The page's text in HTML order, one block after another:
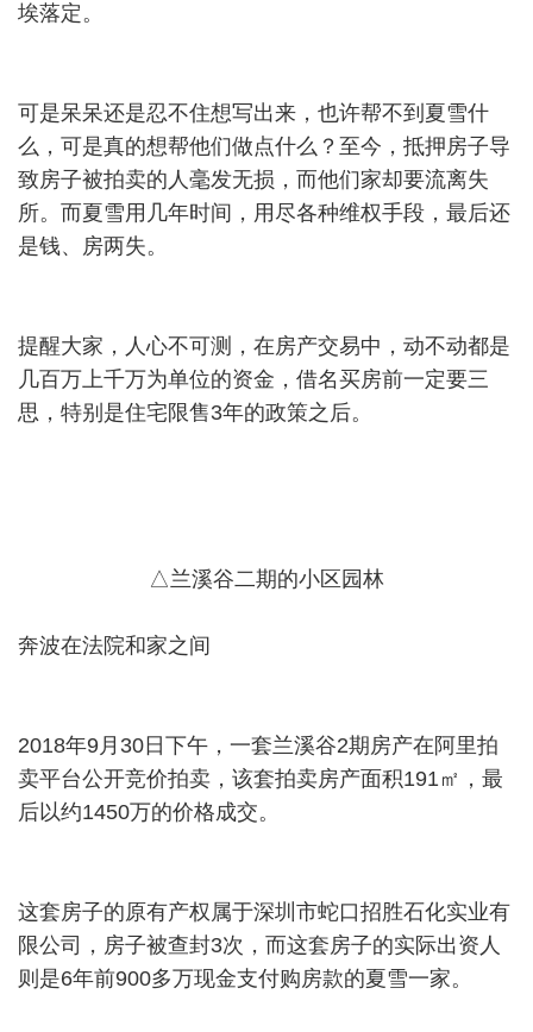
埃落定。
可是呆呆还是忍不住想写出来，也许帮不到夏雪什
么，可是真的想帮他们做点什么？至今，抵押房子导
致房子被拍卖的人毫发无损，而他们家却要流离失
所。而夏雪用几年时间，用尽各种维权手段，最后还
是钱、房两失。
提醒大家，人心不可测，在房产交易中，动不动都是
几百万上千万为单位的资金，借名买房前一定要三
思，特别是住宅限售3年的政策之后。
△兰溪谷二期的小区园林
奔波在法院和家之间
2018年9月30日下午，一套兰溪谷2期房产在阿里拍
卖平台公开竞价拍卖，该套拍卖房产面积191㎡，最
后以约1450万的价格成交。
这套房子的原有产权属于深圳市蛇口招胜石化实业有
限公司，房子被查封3次，而这套房子的实际出资人
则是6年前900多万现金支付购房款的夏雪一家。